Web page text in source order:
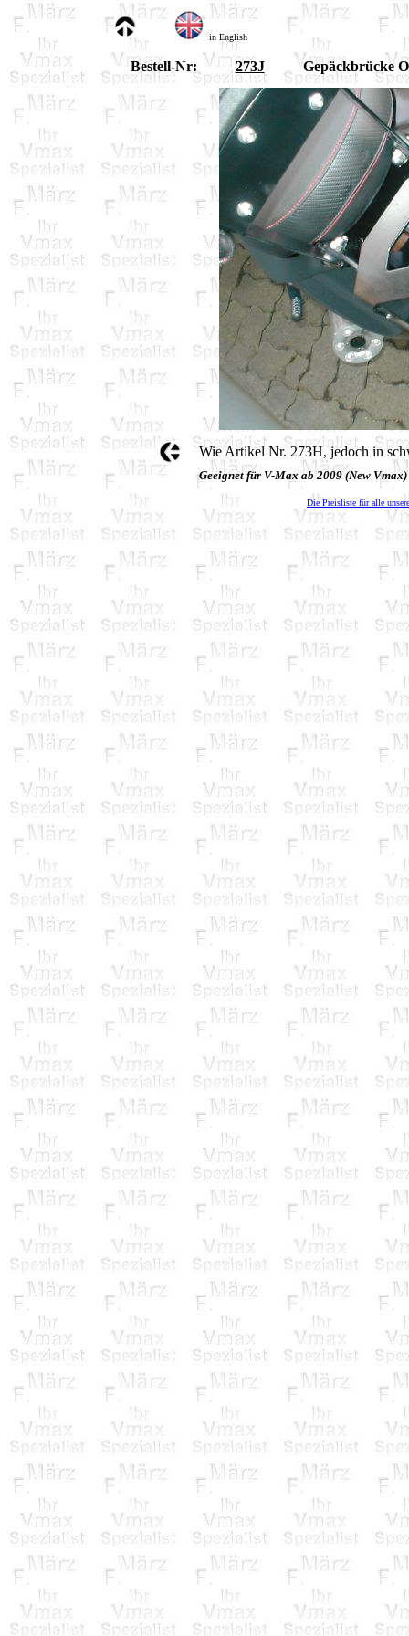
in English
Bestell-Nr: 273J Gepäckbrücke
Wie Artikel Nr. 273H, jedoch in
Geeignet für V-Max ab 2009 (New Vmax)
Die Preisliste für alle